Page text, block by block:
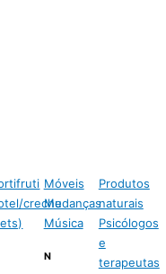
creche
Móveis
Mudanças
Música
N
Produtos
naturais
Psicólogos
e
terapeutas